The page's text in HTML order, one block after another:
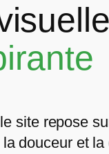
site repose
douceur et la